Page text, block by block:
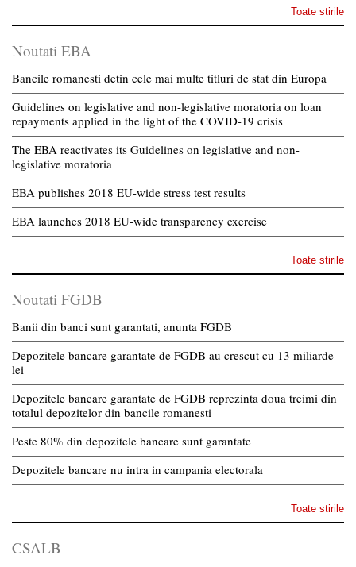
Toate stirile
Noutati EBA
Bancile romanesti detin cele mai multe titluri de stat din Europa
Guidelines on legislative and non-legislative moratoria on loan
repayments applied in the light of the COVID-19 crisis
The EBA reactivates its Guidelines on legislative and non-
legislative moratoria
EBA publishes 2018 EU-wide stress test results
EBA launches 2018 EU-wide transparency exercise
Toate stirile
Noutati FGDB
Banii din banci sunt garantati, anunta FGDB
Depozitele bancare garantate de FGDB au crescut cu 13 miliarde
lei
Depozitele bancare garantate de FGDB reprezinta doua treimi din
totalul depozitelor din bancile romanesti
Peste 80% din depozitele bancare sunt garantate
Depozitele bancare nu intra in campania electorala
Toate stirile
CSALB